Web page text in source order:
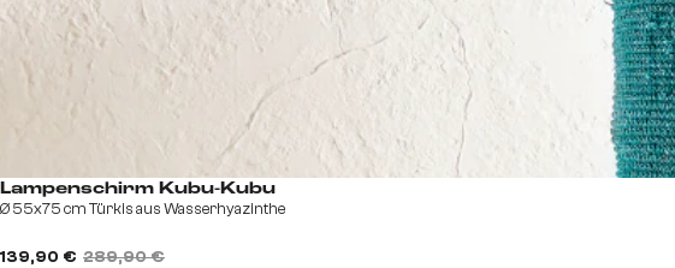
Lampenschirm Kubu-Kubu
Ø 55x75 cm Türkis aus Wasserhyazinthe
139,90 € 289,90 €